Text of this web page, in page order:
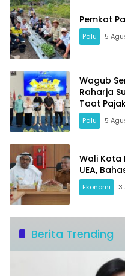
Pemkot
Palu 5
Wagub
Raharja
Taat
Palu 5
Wali Kota
UEA,
Ekonomi 3
Berita Trending